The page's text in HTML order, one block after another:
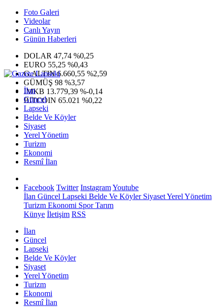
Foto Galeri
Videolar
Canlı Yayın
Günün Haberleri
DOLAR 47,74 %0,25
EURO 55,25 %0,43
G.ALTIN6.660,55 %2,59
GÜMÜŞ 98 %3,57
IMKB 13.779,39 %-0,14
BITCOIN 65.021 %0,22
İlan
Güncel
Lapseki
Belde Ve Köyler
Siyaset
Yerel Yönetim
Turizm
Ekonomi
Resmî İlan
Facebook Twitter InstagramYoutube
İlan Güncel Lapseki Belde Ve KöylerSiyasetYerel Yönetim
Turizm Ekonomi SporTarım
Künye İletişim RSS
İlan
Güncel
Lapseki
Belde Ve Köyler
Siyaset
Yerel Yönetim
Turizm
Ekonomi
Resmî İlan